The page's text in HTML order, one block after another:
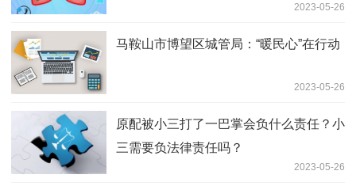
2023-05-26
马鞍山市博望区城管局：“暖民心”在行动
2023-05-26
原配被小三打了一巴掌会负什么责任？小
三需要负法律责任吗？
2023-05-26